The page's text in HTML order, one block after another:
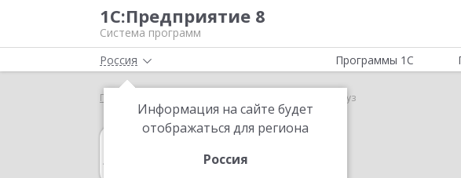
1С:Предприятие 8
Система программ
Россия
Информация на сайте будет
отображаться для региона
Россия
Программы 1С
Главная Экибастуз
1С:Архив